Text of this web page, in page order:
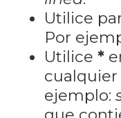
Utilice
Por
Utilice *
cualquier
ejemplo: